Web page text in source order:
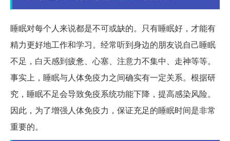
睡眠对每个人来说都是不可或缺的。只有睡眠好，才能有
精力更好地工作和学习。经常听到身边的朋友说自己睡眠
不足，白天感到疲惫、心塞、注意力不集中、走神等等。
事实上，睡眠与人体免疫力之间确实有一定关系。根据研
究，睡眠不足会导致免疫系统功能下降，提高感染风险。
因此，为了增强人体免疫力，保证充足的睡眠时间是非常
重要的。